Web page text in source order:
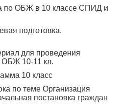
по ОБЖ в 10 классе СПИД и
подготовка.
для проведения
ОБЖ 10-11 кл.
10 класс
по теме Организация
постановка граждан